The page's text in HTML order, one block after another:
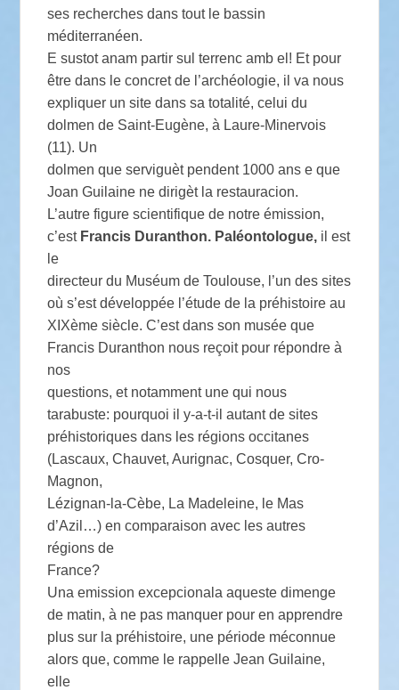
ses recherches dans tout le bassin
méditerranéen.
E sustot anam partir sul terrenc amb el! Et pour
être dans le concret de l’archéologie, il va nous
expliquer un site dans sa totalité, celui du
dolmen de Saint-Eugène, à Laure-Minervois
(11). Un
dolmen que serviguèt pendent 1000 ans e que
Joan Guilaine ne dirigèt la restauracion.
L’autre figure scientifique de notre émission,
c’est Francis Duranthon. Paléontologue, il est
le
directeur du Muséum de Toulouse, l’un des sites
où s’est développée l’étude de la préhistoire au
XIXème siècle. C’est dans son musée que
Francis Duranthon nous reçoit pour répondre à
nos
questions, et notamment une qui nous
tarabuste: pourquoi il y-a-t-il autant de sites
préhistoriques dans les régions occitanes
(Lascaux, Chauvet, Aurignac, Cosquer, Cro-
Magnon,
Lézignan-la-Cèbe, La Madeleine, le Mas
d’Azil…) en comparaison avec les autres
régions de
France?
Una emission excepcionala aqueste dimenge
de matin, à ne pas manquer pour en apprendre
plus sur la préhistoire, une période méconnue
alors que, comme le rappelle Jean Guilaine,
elle